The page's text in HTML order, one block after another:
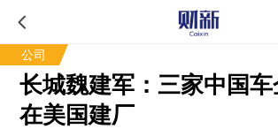
公司
长城魏建军：三家中国
在美国建厂